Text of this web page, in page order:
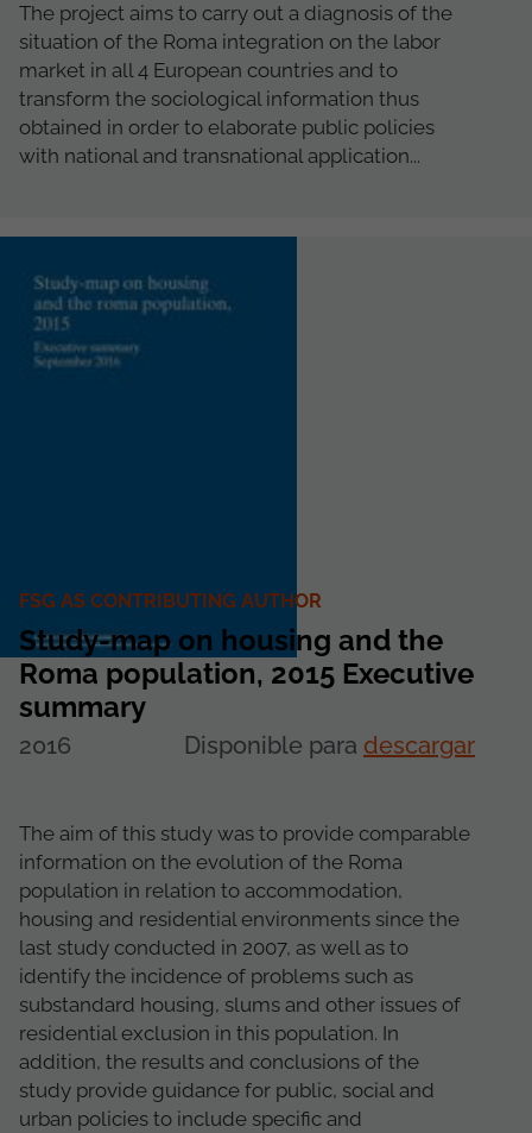
The project aims to carry out a diagnosis of the
situation of the Roma integration on the labor
market in all 4 European countries and to
transform the sociological information thus
obtained in order to elaborate public policies
with national and transnational application...
FSG AS CONTRIBUTING AUTHOR
Study-map on housing and the
Roma population, 2015 Executive
summary
2016 Disponible para descargar
The aim of this study was to provide comparable
information on the evolution of the Roma
population in relation to accommodation,
housing and residential environments since the
last study conducted in 2007, as well as to
identify the incidence of problems such as
substandard housing, slums and other issues of
residential exclusion in this population. In
addition, the results and conclusions of the
study provide guidance for public, social and
urban policies to include specific and